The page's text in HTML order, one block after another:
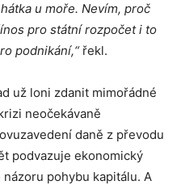
u moře. Nevím, proč
pro státní rozpočet i to
podnikání,“řekl.
už loni zdanit mimořádné
neočekávaně
daně z převodu
podvazuje ekonomický
pohybu kapitálu. A